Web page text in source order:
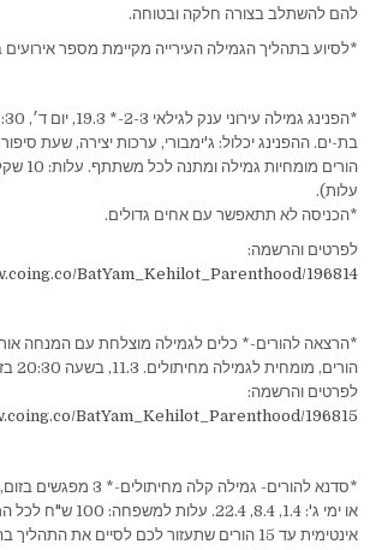
להם להשתלב בצורה חלקה ובטוחה.
*לסיוע בתהליך הגמילה העירייה מקיימת מספר
בת-ים. ההפנינג יכלול: ג'ימבורי, ערכות יצירה, שעת
הורים
עלות).
*הכניסה לא תתאפשר עם אחים גדולים.
לפרטים והרשמה:
BatYam_Kehilot_Parenthood/196814
*הרצאה להורים-* כלים לגמילה מוצלחת עם המנחה
לפרטים והרשמה:
BatYam_Kehilot_Parenthood/196815
או ימי ג': 1.4, 8.4, 22.4.
אינטימית עד 15 הורים שתעזור לכם לסיים את התהליך בהצלחה)